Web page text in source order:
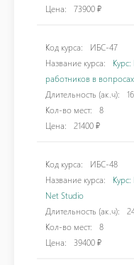
Цена:
73900 ₽
Код курса:
ИБС-47
Название курса:
работников в
Длительность (ак.ч):
16
Кол-во мест:
8
Цена:
21400 ₽
Код курса:
ИБС-48
Название курса:
Net Studio
Длительность (ак.ч):
Кол-во мест:
8
Цена:
39400 ₽